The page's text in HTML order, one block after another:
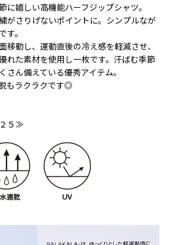
に嬉しい高機能ハーフジップシャツ。
がさりげないポイントに。シンプルなが
す。
移動し、運動直後の冷え感を軽減させ、
れた素材を使用し一枚です。汗ばむ季節
さん備えている優秀アイテム。
もラクラクです◎
５≫